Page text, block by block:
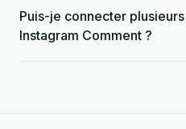
Puis-je connecter
Instagram Comment ?